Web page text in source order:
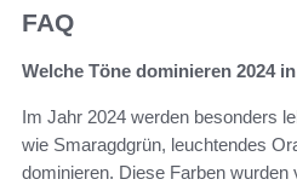
FAQ
Welche Töne dominieren 2024
Im Jahr 2024 werden besonders
wie Smaragdgrün, leuchtendes
dominieren. Diese Farben wurden